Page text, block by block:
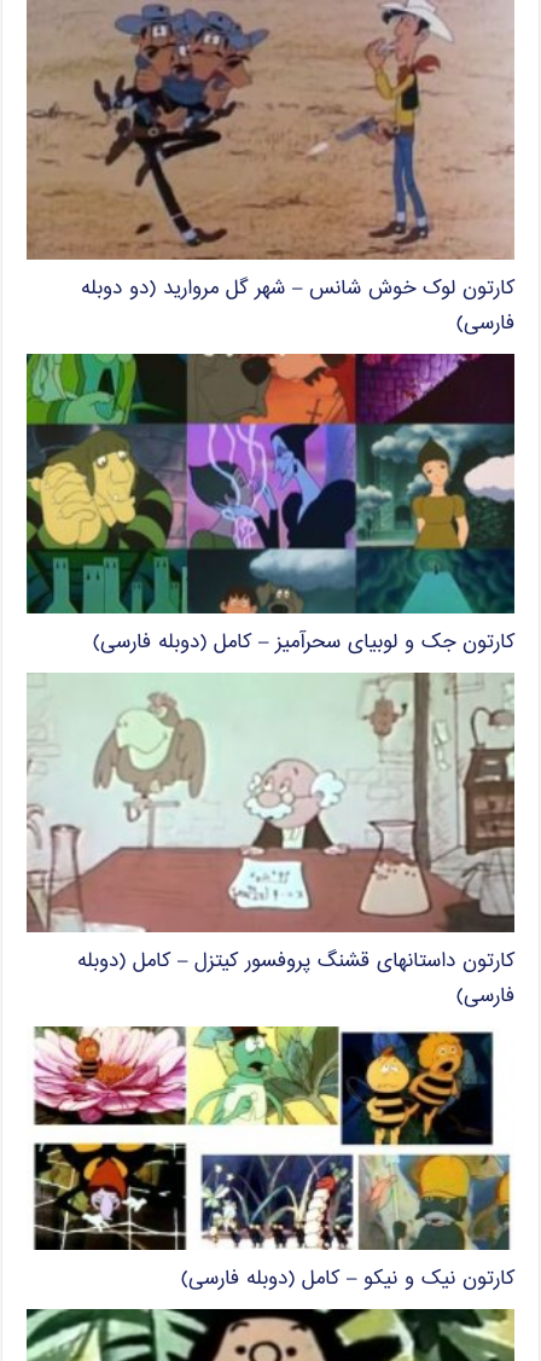
کارتون لوک خوش شانس – شهر گل مروارید (دو دوبله
فارسی)
کارتون جک و لوبیای سحرآمیز – کامل (دوبله فارسی)
کارتون داستانهای قشنگ پروفسور کیتزل – کامل (دوبله
فارسی)
کارتون نیک و نیکو – کامل (دوبله فارسی)